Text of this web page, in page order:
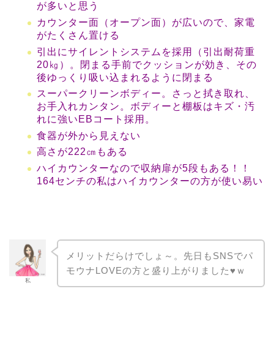
が多いと思う
カウンター面（オープン面）が広いので、家電
がたくさん置ける
引出にサイレントシステムを採用（引出耐荷重
20㎏）。閉まる手前でクッションが効き、その
後ゆっくり吸い込まれるように閉まる
スーパークリーンボディー。さっと拭き取れ、
お手入れカンタン。ボディーと棚板はキズ・汚
れに強いEBコート採用。
食器が外から見えない
高さが222㎝もある
ハイカウンターなので収納扉が5段もある！！
164センチの私はハイカウンターの方が使い易い
私
メリットだらけでしょ～。先日もSNSでパ
モウナLOVEの方と盛り上がりました♥ｗ